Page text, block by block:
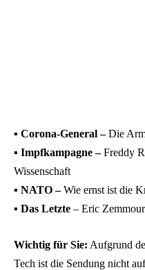
▪️ Corona-General –Die
▪️ Impfkampagne –Freddy
Wissenschaft
▪️ NATO –Wie ernst ist die
▪️ Das Letzte – Eric
Wichtig für Sie: Aufgrund
Tech ist die Sendung nicht